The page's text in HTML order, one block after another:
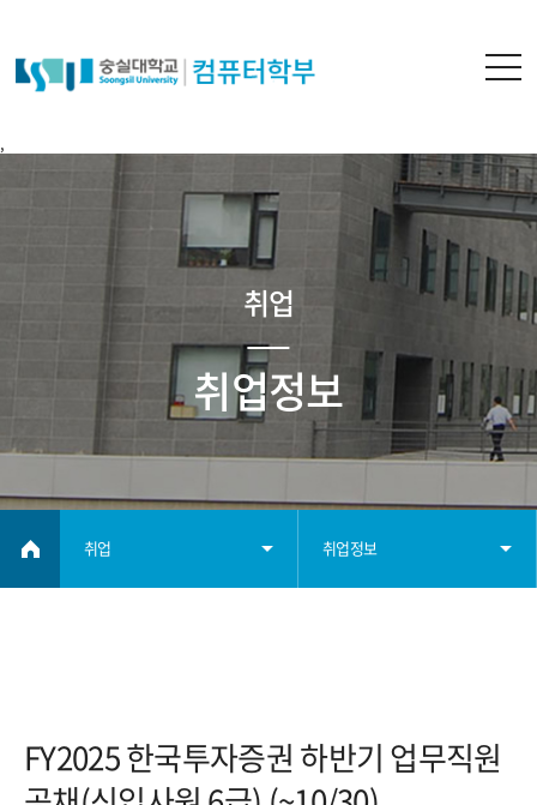
,
취업
취업정보
취업
학부자료
취업정보
FY2025 한국투자증권 하반기 업무직원